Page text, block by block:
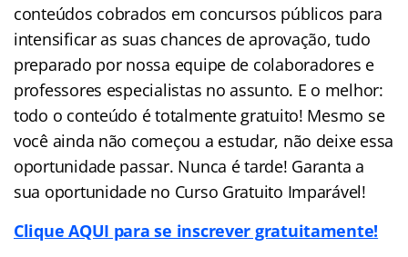
conteúdos cobrados em concursos públicos para
intensificar as suas chances de aprovação, tudo
preparado por nossa equipe de colaboradores e
professores especialistas no assunto. E o melhor:
todo o conteúdo é totalmente gratuito! Mesmo se
você ainda não começou a estudar, não deixe essa
oportunidade passar. Nunca é tarde! Garanta a
sua oportunidade no Curso Gratuito Imparável!
Clique AQUI para se inscrever gratuitamente!